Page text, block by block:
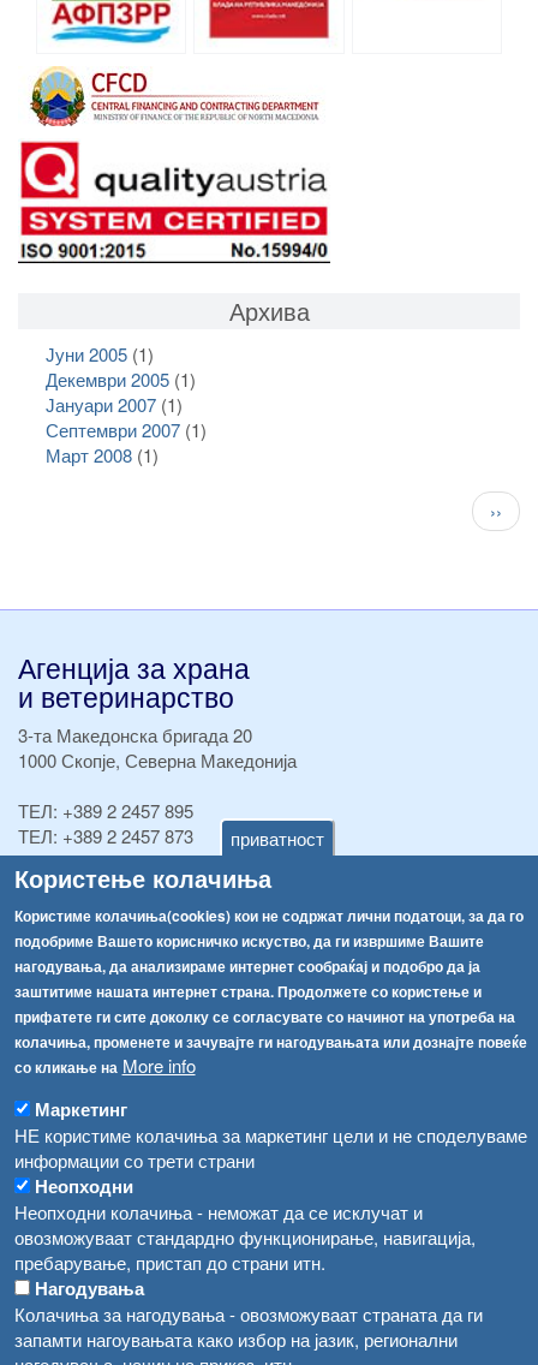
приватност
Користење колачиња
Користиме колачиња(cookies) кои не содржат лични податоци, за да го
подобриме Вашето корисничко искуство, да ги извршиме Вашите
нагодувања, да анализираме интернет сообраќај и подобро да ја
заштитиме нашата интернет страна. Продолжете со користење и
прифатете ги сите доколку се согласувате со начинот на употреба на
колачиња, променете и зачувајте ги нагодувањата или дознајте повеќе
со кликање на More info
Маркетинг
НЕ користиме колачиња за маркетинг цели и не споделуваме
информации со трети страни
Неопходни
Неопходни колачиња - неможат да се исклучат и
овозможуваат стандардно функционирање, навигација,
пребарување, пристап до страни итн.
Нагодувања
Колачиња за нагодувања - овозможуваат страната да ги
запамти нагоувањата како избор на јазик, регионални
Архива
Јуни 2005(1)
Декември 2005(1)
Јануари 2007(1)
Септември 2007(1)
Март 2008(1)
››
Агенција за храна
и ветеринарство
3-та Македонска бригада 20
1000 Скопје, Северна Македонија
ТЕЛ: +389 2 2457 895
ТЕЛ: +389 2 2457 873
Факс:+389 2 2457 893
Факс:+389 2 2457 871
info@fva.gov.mk
[АХВ-претходна страна]
Соопштенија
Република Бугарија ги засили официјалните контроли при увоз на свежо овошје и зеленчук
Високите температури ризик од труење со храна, опасни се и за животните
Водата во Гостивар може да се користи како техничка, продолжува испораката на флаширана вода
Во Гостивар спроведени 70 вонредни контроли
Забраната за водата во Гостивар останува на сила, операторите да користат само технички безбедна вода
Навигација
Архива
Регистри